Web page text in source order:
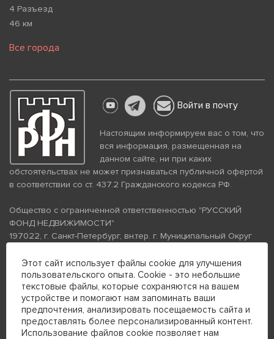
4 Разъезд
46 км
Все города
Войти в почту
Настоящим информируем вас о том, что
вся информация, размещенная на
данном сайте, ни при каких
обстоятельствах не может признаваться публичной офертой
в соответствии со ст. 437.2 Гражданского кодекса РФ.
Общество с ограниченной ответственностью "РУССКИЙ
ФОНД НЕДВИЖИМОСТИ"
197022, г. Санкт-Петербург, вн.тер. г. Муниципальный Округ
помещение 26Н, комната 103
ИНН 7813672570 КПП 781301001 ОГРН 1237800058870
Политика конфиденциальности
Политика обработки
персональных данных
Телефон для связи:
+7 (812) 200-99-98
Этот сайт использует файлы cookie для улучшения
пользовательского опыта. Cookie - это небольшие
текстовые файлы, которые сохраняются на вашем
устройстве и помогают нам запоминать ваши
предпочтения, анализировать посещаемость сайта и
предоставлять более персонализированный контент.
Использование файлов cookie позволяет нам